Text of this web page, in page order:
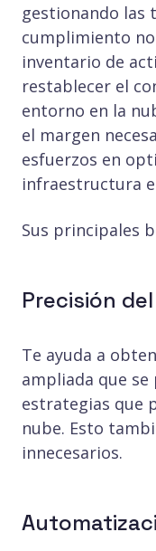
gestionando las
cumplimiento
inventario de
restablecer el
entorno en la
el margen
esfuerzos en
infraestructura
Sus principales
Precisión
Te ayuda a
ampliada que
estrategias que
nube. Esto
innecesarios.